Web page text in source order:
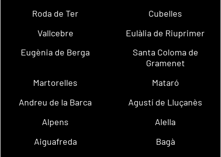
Roda de Ter
Cubelles
Vallcebre
Eulàlia de Riuprimer
Eugènia de Berga
Santa Coloma de
Gramenet
Martorelles
Mataró
Andreu de la Barca
Agustí de Lluçanès
Alpens
Alella
Aiguafreda
Bagà